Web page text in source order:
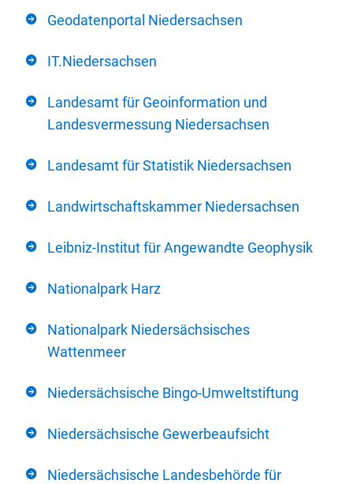
Geodatenportal Niedersachsen
IT.Niedersachsen
Landesamt für Geoinformation und
Landesvermessung Niedersachsen
Landesamt für Statistik Niedersachsen
Landwirtschaftskammer Niedersachsen
Leibniz-Institut für Angewandte Geophysik
Nationalpark Harz
Nationalpark Niedersächsisches
Wattenmeer
Niedersächsische Bingo-Umweltstiftung
Niedersächsische Gewerbeaufsicht
Niedersächsische Landesbehörde für